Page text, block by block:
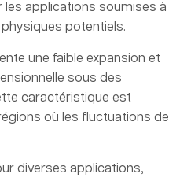
les applications soumises à
potentiels.
une faible expansion et
sous des
caractéristique est
où les fluctuations de
diverses applications,